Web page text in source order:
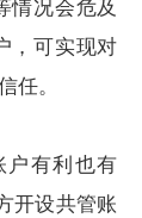
情况会危及
，可实现对
任。
户有利也有
开设共管账